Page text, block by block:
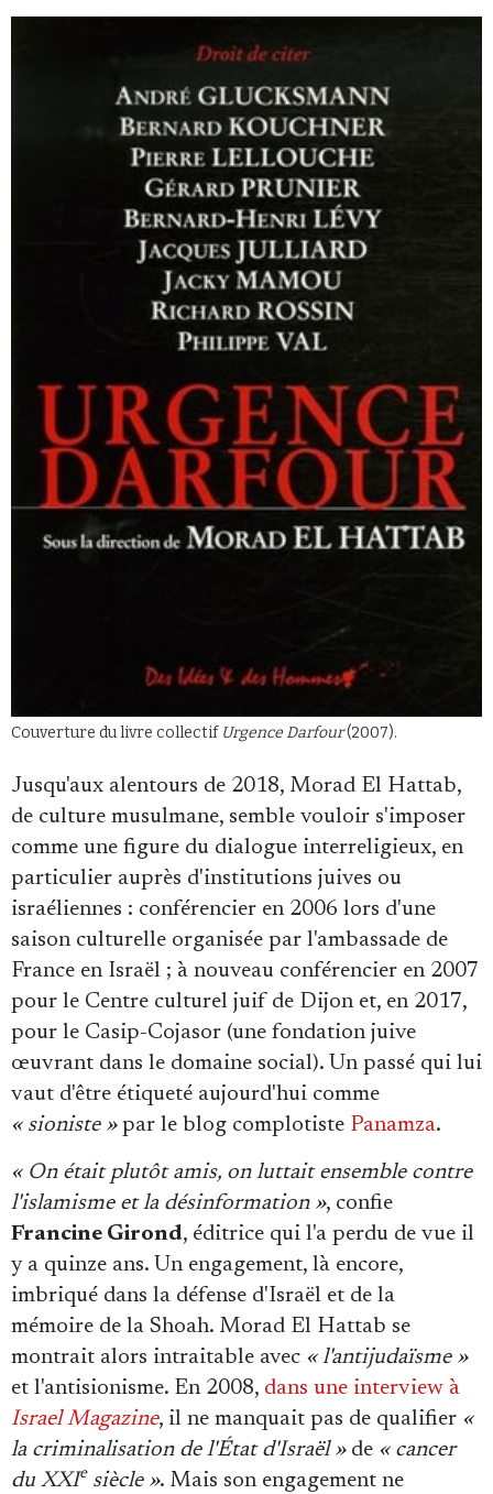
Couverture du livre collectif Urgence Darfour(2007).
Jusqu'aux alentours de 2018, Morad El Hattab,
de culture musulmane, semble vouloir s'imposer
comme une figure du dialogue interreligieux, en
particulier auprès d'institutions juives ou
israéliennes : conférencier en 2006 lors d'une
saison culturelle organisée par l'ambassade de
France en Israël ; à nouveau conférencier en 2007
pour le Centre culturel juif de Dijon et, en 2017,
pour le Casip-Cojasor (une fondation juive
œuvrant dans le domaine social). Un passé qui lui
vaut d'être étiqueté aujourd'hui comme
« sioniste »par le blog complotiste Panamza.
« On était plutôt amis, on luttait ensemble contre
l'islamisme et la désinformation », confie
Francine Girond, éditrice qui l'a perdu de vue il
y a quinze ans. Un engagement, là encore,
imbriqué dans la défense d'Israël et de la
mémoire de la Shoah. Morad El Hattab se
montrait alors intraitable avec « l'antijudaïsme »
et l'antisionisme. En 2008, dans une interview à
Israel Magazine, il ne manquait pas de qualifier «
la criminalisation de l'État d'Israël »de « cancer
du XXIesiècle ». Mais son engagement ne